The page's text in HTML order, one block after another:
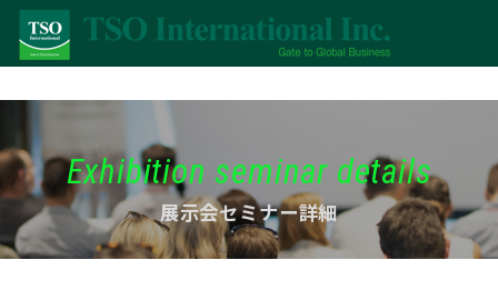
Exhibition seminar details
展示会セミナー詳細